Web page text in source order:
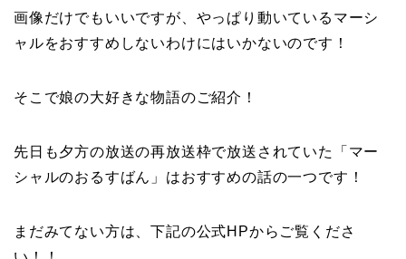
画像だけでもいいですが、やっぱり動いているマーシ
ャルをおすすめしないわけにはいかないのです！
そこで娘の大好きな物語のご紹介！
先日も夕方の放送の再放送枠で放送されていた「マー
シャルのおるすばん」はおすすめの話の一つです！
まだみてない方は、下記の公式HPからご覧くださ